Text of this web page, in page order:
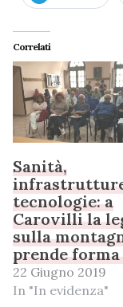
Correlati
Sanità,
tecnologie: a
Carovilli la
sulla
prende
22 Giugno 2019
In "In evidenza"